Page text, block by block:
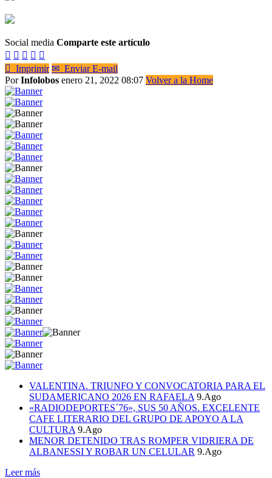
Social media Comparte este artículo
    
 Imprimir ✉ Enviar E-mail
PorInfolobos enero 21, 2022 08:07 Volver a la Home
VALENTINA. TRIUNFO Y CONVOCATORIA PARA EL
SUDAMERICANO 2026 EN RAFAELA 9.Ago
«RADIODEPORTES´76», SUS 50 AÑOS. EXCELENTE
CAFE LITERARIO DEL GRUPO DE APOYO A LA
CULTURA 9.Ago
MENOR DETENIDO TRAS ROMPER VIDRIERA DE
ALBANESSI Y ROBAR UN CELULAR 9.Ago
Leer más